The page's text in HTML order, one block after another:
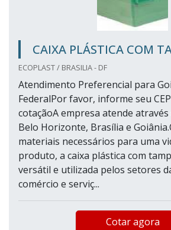
CAIXA PLÁSTICA COM
ECOPLAST / BRASILIA - DF
Atendimento Preferencial para
FederalPor favor, informe seu
cotaçãoA empresa atende
Belo Horizonte, Brasília e
materiais necessários para uma
produto, a caixa plástica com
versátil e utilizada pelos setores
comércio e serviç...
Cotar agora